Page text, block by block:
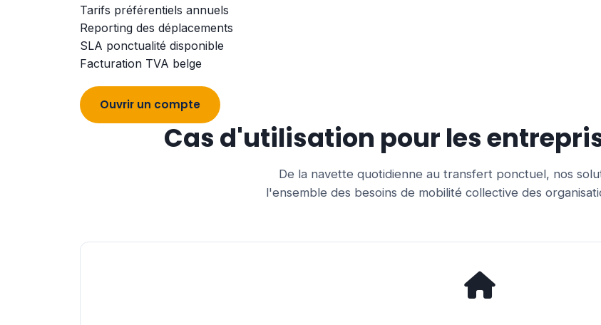
Tarifs préférentiels annuels
Reporting des déplacements
SLA ponctualité disponible
Facturation TVA belge
Ouvrir un compte
Cas d'utilisation pour les
De la navette quotidienne au transfert ponctuel, nos
l'ensemble des besoins de mobilité collective des